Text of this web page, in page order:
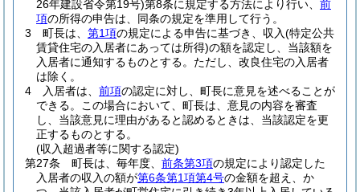
26年建設省令第19号)第8条に規定する方法により行い、 前
項の所得の申告は、同条の規定を準用して行う。
3
町長は、 第1項の規定による申告に基づき、収入(特定公共
賃貸住宅の入居者にあっては所得)の額を認定し、当該額を
入居者に通知するものとする。 ただし、改良住宅の入居者
は除く。
4
入居者は、 前項の認定に対し、町長に意見を述べることが
できる。
この場合において、町長は、意見の内容を審査
し、当該意見に理由があると認めるときは、当該認定を更
正するものとする。
(収入超過者等に関する認定)
第27条
町長は、毎年度、 前条第3項の規定により認定した
入居者の収入の額が第6条第1項第4号の金額を超え、か